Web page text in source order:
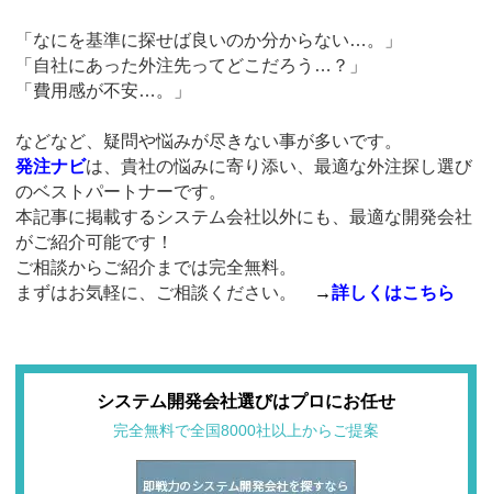
「なにを基準に探せば良いのか分からない…。」
「自社にあった外注先ってどこだろう…？」
「費用感が不安…。」
などなど、疑問や悩みが尽きない事が多いです。
発注ナビは、貴社の悩みに寄り添い、最適な外注探し選び
のベストパートナーです。
本記事に掲載するシステム会社以外にも、最適な開発会社
がご紹介可能です！
ご相談からご紹介までは完全無料。
まずはお気軽に、ご相談ください。
→詳しくはこちら
システム開発会社選びはプロにお任せ
完全無料で全国8000社以上からご提案